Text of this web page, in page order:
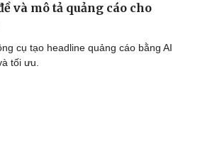
và mô tả quảng cáo cho
cụ tạo headline quảng cáo bằng AI
tối ưu.